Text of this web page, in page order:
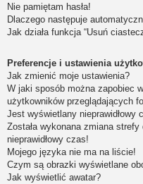
Nie pamiętam hasła!
Dlaczego następuje
Jak działa funkcja “Usuń
Preferencje i ustawienia
Jak zmienić moje ustawienia?
W jaki sposób można zapobiec
użytkowników przeglądających
Jest wyświetlany nieprawidłowy
Została wykonana zmiana
nieprawidłowy czas!
Mojego języka nie ma na liście!
Czym są obrazki wyświetlane
Jak wyświetlić awatar?